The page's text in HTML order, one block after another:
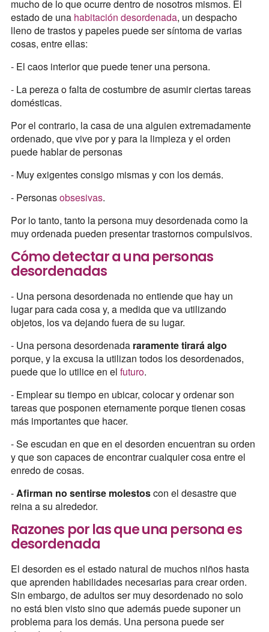
mucho de lo que ocurre dentro de nosotros mismos. El
estado de una habitación desordenada, un despacho
lleno de trastos y papeles puede ser síntoma de varias
cosas, entre ellas:
- El caos interior que puede tener una persona.
- La pereza o falta de costumbre de asumir ciertas tareas
domésticas.
Por el contrario, la casa de una alguien extremadamente
ordenado, que vive por y para la limpieza y el orden
puede hablar de personas
- Muy exigentes consigo mismas y con los demás.
- Personasobsesivas.
Por lo tanto, tanto la persona muy desordenada como la
muy ordenada pueden presentar trastornos compulsivos.
Cómo detectar a una personas
desordenadas
- Una persona desordenada no entiende que hay un
lugar para cada cosa y, a medida que va utilizando
objetos, los va dejando fuera de su lugar.
- Una persona desordenada raramente tirará algo
porque, y la excusa la utilizan todos los desordenados,
puede que lo utilice en el futuro.
- Emplear su tiempo en ubicar, colocar y ordenar son
tareas que posponen eternamente porque tienen cosas
más importantes que hacer.
- Se escudan en que en el desorden encuentran su orden
y que son capaces de encontrar cualquier cosa entre el
enredo de cosas.
-Afirman no sentirse molestoscon el desastre que
reina a su alrededor.
Razones por las que una persona es
desordenada
El desorden es el estado natural de muchos niños hasta
que aprenden habilidades necesarias para crear orden.
Sin embargo, de adultos ser muy desordenado no solo
no está bien visto sino que además puede suponer un
problema para los demás. Una persona puede ser